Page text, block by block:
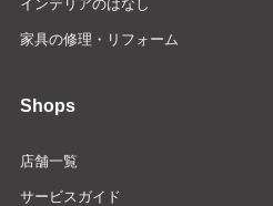
インテリアのはなし
家具の修理・リフォーム
Shops
店舗一覧
サービスガイド